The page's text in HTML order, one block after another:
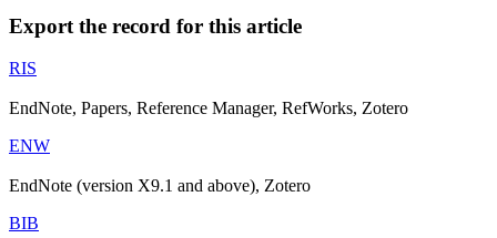
Export the record for this article
RIS
EndNote, Papers, Reference Manager, RefWorks, Zotero
ENW
EndNote (version X9.1 and above), Zotero
BIB